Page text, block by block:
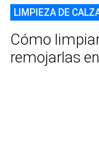
LIMPIEZA DE
Cómo
remojarlas